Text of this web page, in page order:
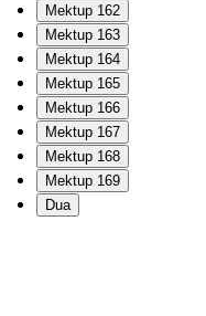
Mektup 162
Mektup 163
Mektup 164
Mektup 165
Mektup 166
Mektup 167
Mektup 168
Mektup 169
Dua